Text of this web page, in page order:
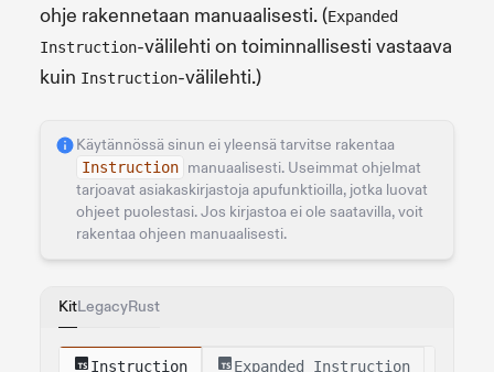
ohje rakennetaan manuaalisesti. (Expanded
Instruction-välilehti on toiminnallisesti vastaava
kuin Instruction-välilehti.)
Käytännössä sinun ei yleensä tarvitse rakentaa
Instruction manuaalisesti. Useimmat ohjelmat
tarjoavat asiakaskirjastoja apufunktioilla, jotka luovat
ohjeet puolestasi. Jos kirjastoa ei ole saatavilla, voit
rakentaa ohjeen manuaalisesti.
KitLegacyRust
Instruction Expanded Instruction